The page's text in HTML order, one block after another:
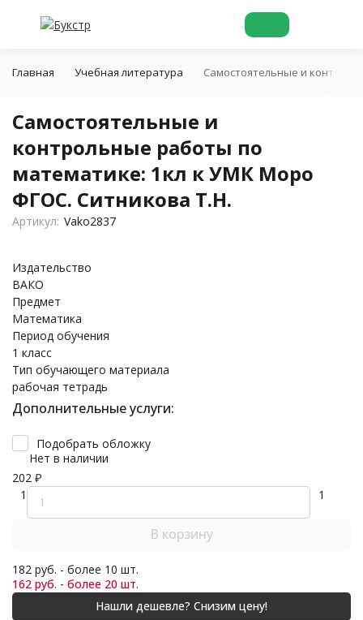
Главная Учебная литература Самостоятельные и
Самостоятельные и
контрольные работы по
математике: 1кл к УМК Моро
ФГОС. Ситникова Т.Н.
Артикул: Vako2837
Издательство
ВАКО
Предмет
Математика
Период обучения
1 класс
Тип обучающего материала
рабочая тетрадь
Дополнительные услуги:
Подобрать обложку
Нет в наличии
202 ₽
1
1
В корзину
182 руб. - более 10 шт.
162 руб. - более 20 шт.